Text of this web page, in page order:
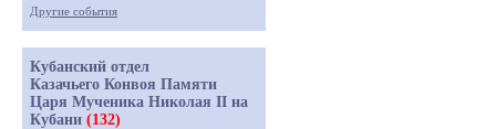
Другие события
Кубанский отдел
Казачьего Конвоя Памяти
Царя Мученика Николая II на
Кубани (132)